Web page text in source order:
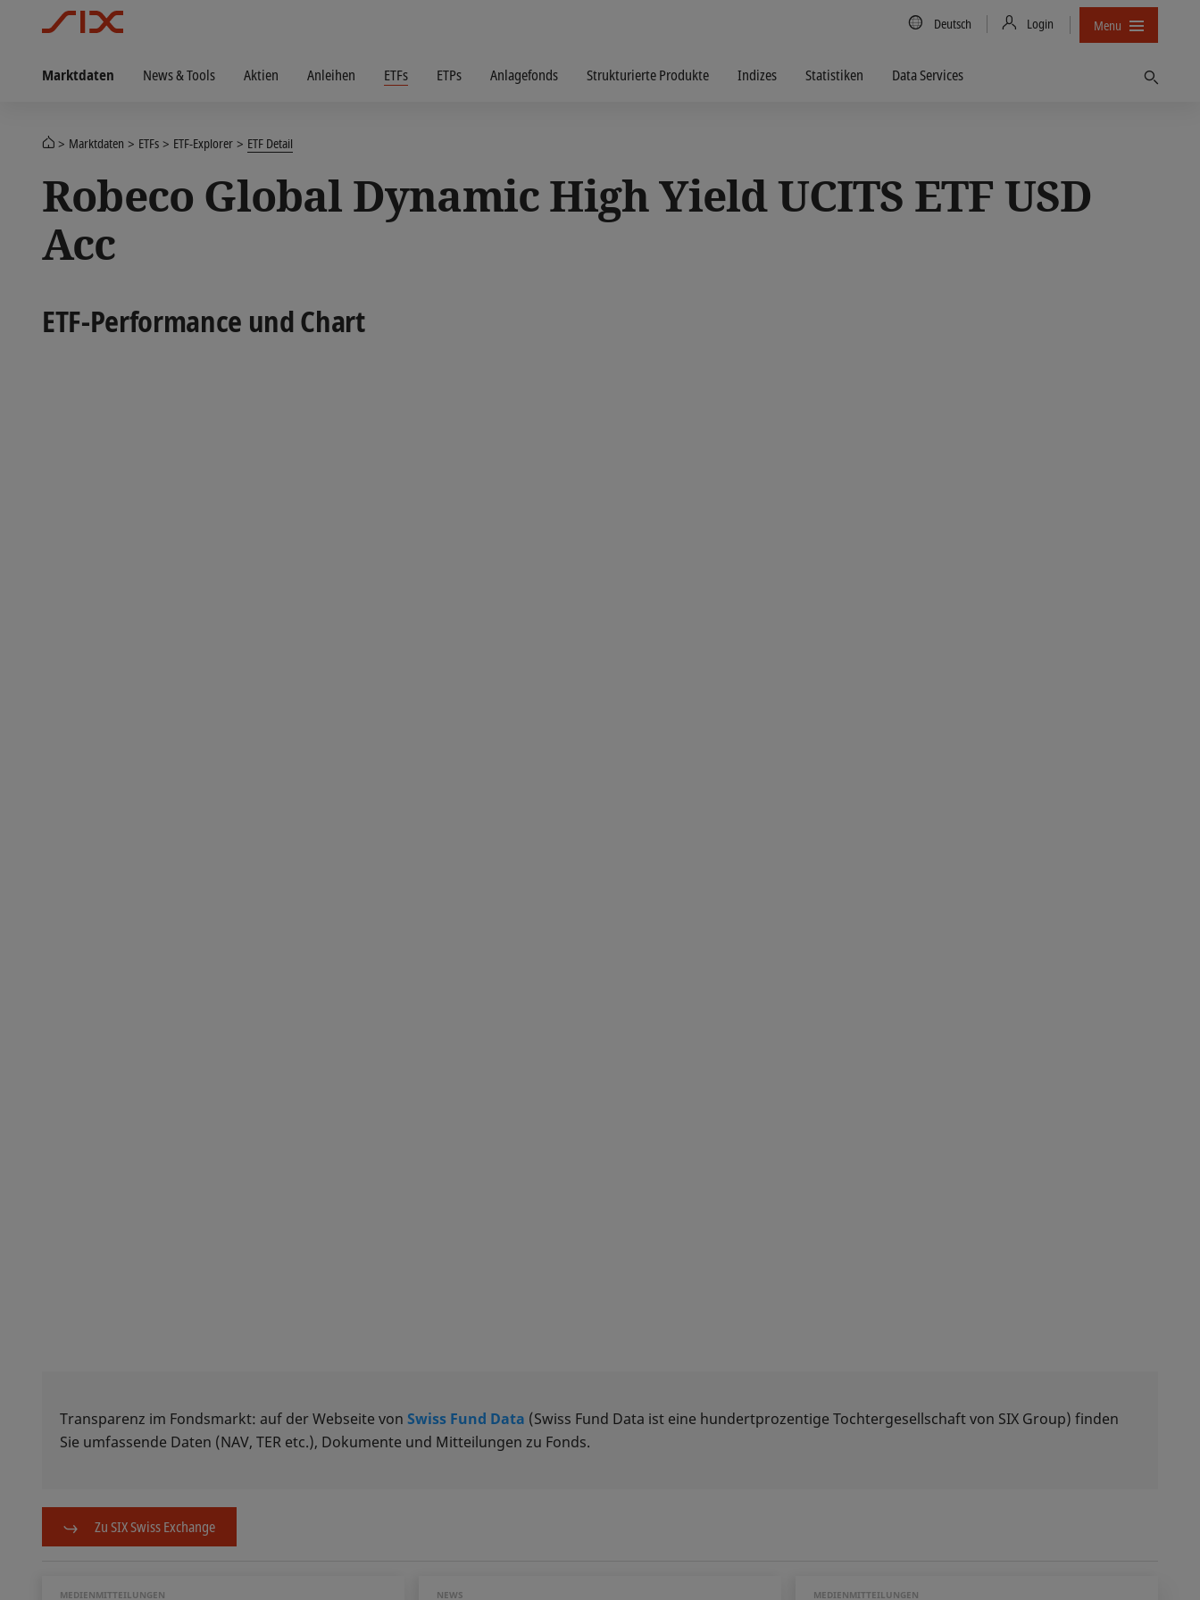
Country/Language
Deutsch Login Menu
Marktdaten News & Tools Aktien Anleihen ETFs ETPs Anlagefonds Strukturierte Produkte Indizes Statistiken Data Services
Marktdaten ETFs ETF-Explorer ETF Detail
Robeco Global Dynamic High Yield UCITS ETF USD
Acc
ETF-Performance und Chart
Transparenz im Fondsmarkt: auf der Webseite von Swiss Fund Data (Swiss Fund Data ist eine hundertprozentige Tochtergesellschaft von SIX Group) finden
Sie umfassende Daten (NAV, TER etc.), Dokumente und Mitteilungen zu Fonds.
Zu SIX Swiss Exchange
MEDIENMITTEILUNGEN NEWS MEDIENMITTEILUNGEN